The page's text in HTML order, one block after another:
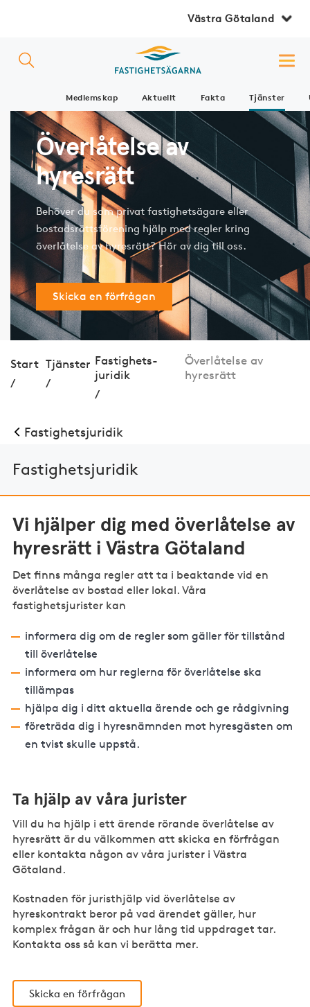
Västra Götaland
Medlemskap Aktuellt Fakta Tjänster
Överlåtelse av
hyresrätt
Behöver du som privat fastighetsägare eller
bostadsrättsförening hjälp med regler kring
överlåtelse av hyresrätt? Hör av dig till oss.
Skicka en förfrågan
Start
/
Tjänster
/
Fastig­hets­
juridik
/
Överlåtelse av
hyresrätt
Fastig­hets­juridik
Fastig­hets­juridik
Vi hjälper dig med överlåtelse av
hyresrätt i Västra Götaland
Det finns många regler att ta i beaktande vid en
överlåtelse av bostad eller lokal. Våra
fastighetsjurister kan
informera dig om de regler som gäller för tillstånd
till överlåtelse
informera om hur reglerna för överlåtelse ska
tillämpas
hjälpa dig i ditt aktuella ärende och ge rådgivning
företräda dig i hyresnämnden mot hyresgästen om
en tvist skulle uppstå.
Ta hjälp av våra jurister
Vill du ha hjälp i ett ärende rörande överlåtelse av
hyresrätt är du välkommen att skicka en förfrågan
eller kontakta någon av våra jurister i Västra
Götaland.
Kostnaden för juristhjälp vid överlåtelse av
hyreskontrakt beror på vad ärendet gäller, hur
komplex frågan är och hur lång tid uppdraget tar.
Kontakta oss så kan vi berätta mer.
Skicka en förfrågan